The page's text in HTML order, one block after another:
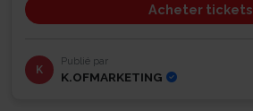
Acheter tickets
K
Publié par
K.OFMARKETING